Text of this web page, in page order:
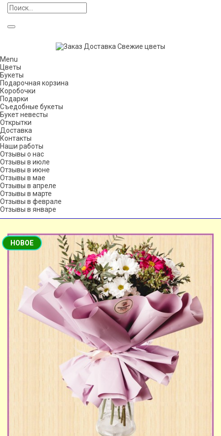
Menu
Цветы
Букеты
Подарочная корзина
Коробочки
Подарки
Съедобные букеты
Букет невесты
Открытки
Доставка
Контакты
Наши работы
Отзывы о нас
Отзывы в июле
Отзывы в июне
Отзывы в мае
Отзывы в апреле
Отзывы в марте
Отзывы в феврале
Отзывы в январе
НОВОЕ